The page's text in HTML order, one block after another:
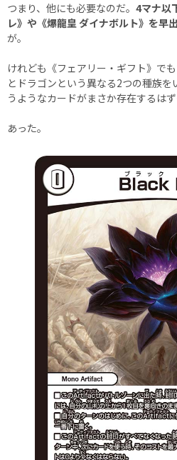
つまり、他にも必要なのだ。 4マナ以
レ》や《爆龍皇 ダイナボルト》を早
が。
けれども《フェアリー・ギフト》で
とドラゴンという異なる2つの種族
うようなカードがまさか存在するは
あった。